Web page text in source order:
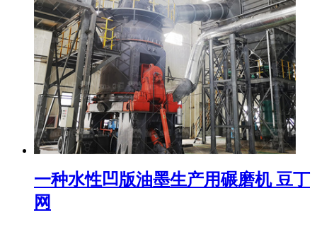
一种水性凹版油墨生产用碾磨机 豆丁
网